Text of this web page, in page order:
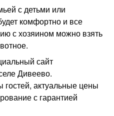
с детьми или
комфортно и все
с хозяином можно взять
сайт
Дивеево.
актуальные цены
с гарантией